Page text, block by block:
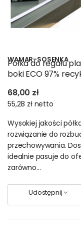
Zadzwoń
Napisz
Oferujemy
innych produktów do
mieszkań,
sklepów,
restauracji,
WAMAR-SOSENKA
Półka do regału
boki ECO 97%
68,00 zł
55,28 zł netto
Wysokiej jakości
rozwiązanie do
przechowywania.
idealnie pasuje do
zarówno...
Udostępnij